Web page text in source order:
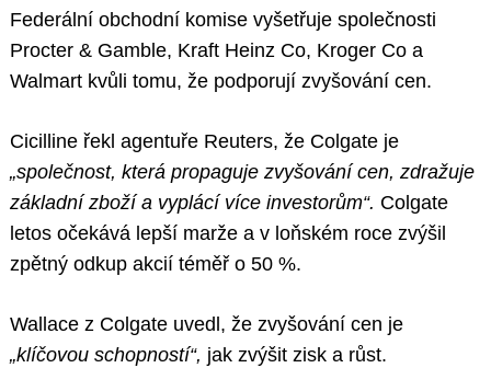
Federální obchodní komise vyšetřuje společnosti
Procter & Gamble, Kraft Heinz Co, Kroger Co a
Walmart kvůli tomu, že podporují zvyšování cen.
Cicilline řekl agentuře Reuters, že Colgate je
„společnost, která propaguje zvyšování cen, zdražuje
základní zboží a vyplácí více investorům“. Colgate
letos očekává lepší marže a v loňském roce zvýšil
zpětný odkup akcií téměř o 50 %.
Wallace z Colgate uvedl, že zvyšování cen je
„klíčovou schopností“, jak zvýšit zisk a růst.